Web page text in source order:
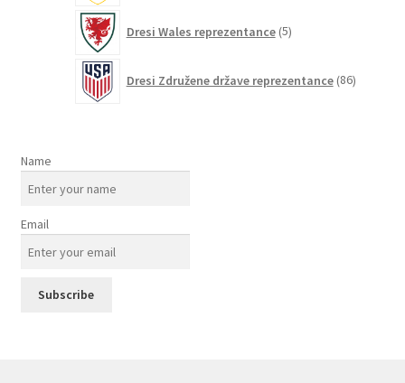
Dresi Wales reprezentance 5izdelkov
Dresi Združene države reprezentance 86izdelkov
Name
Email